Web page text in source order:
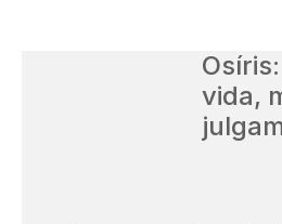
vida,